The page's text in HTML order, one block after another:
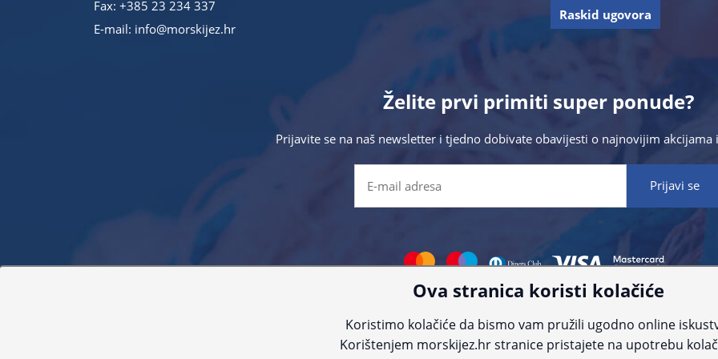
Fax: +385 23 234 337
E-mail: info@morskijez.hr
Raskid ugovora
Želite prvi primiti super ponude?
Prijavite se na naš newsletter i tjedno dobivate obavijesti o najnovijim akcijama
proizvoda. Za najažurnije informacije kontaktirajte nas putem telefona:+385 23 231 761ili e-
© Morski jež 2022
Ova stranica koristi kolačiće
Koristimo kolačiće da bismo vam pružili ugodno online
Korištenjem morskijez.hr stranice pristajete na upotrebu